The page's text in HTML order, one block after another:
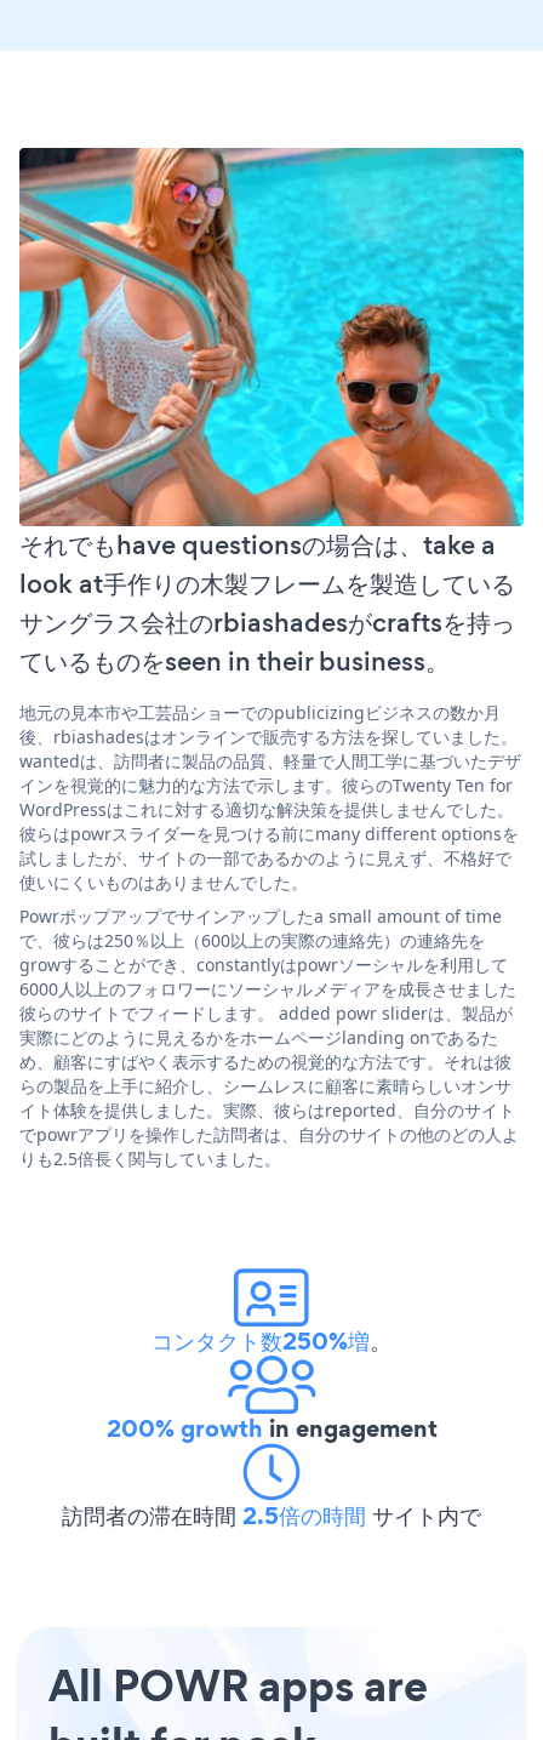
それでもhave questionsの場合は、take a
look at手作りの木製フレームを製造している
サングラス会社のrbiashadesがcraftsを持っ
ているものをseen in their business。
地元の見本市や工芸品ショーでのpublicizingビジネスの数か月
後、rbiashadesはオンラインで販売する方法を探していました。
wantedは、訪問者に製品の品質、軽量で人間工学に基づいたデザ
インを視覚的に魅力的な方法で示します。彼らのTwenty Ten for
WordPressはこれに対する適切な解決策を提供しませんでした。
彼らはpowrスライダーを見つける前にmany different optionsを
試しましたが、サイトの一部であるかのように見えず、不格好で
使いにくいものはありませんでした。
Powrポップアップでサインアップしたa small amount of time
で、彼らは250％以上（600以上の実際の連絡先）の連絡先を
growすることができ、constantlyはpowrソーシャルを利用して
6000人以上のフォロワーにソーシャルメディアを成長させました
彼らのサイトでフィードします。 added powr sliderは、製品が
実際にどのように見えるかをホームページlanding onであるた
め、顧客にすばやく表示するための視覚的な方法です。それは彼
らの製品を上手に紹介し、シームレスに顧客に素晴らしいオンサ
イト体験を提供しました。実際、彼らはreported、自分のサイト
でpowrアプリを操作した訪問者は、自分のサイトの他のどの人よ
りも2.5倍長く関与していました。
コンタクト数250%増。
200% growth in engagement
訪問者の滞在時間 2.5倍の時間 サイト内で
All POWR apps are